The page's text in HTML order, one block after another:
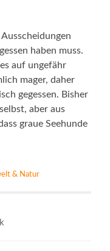
haben muss.
auf ungefähr
mager, daher
gegessen. Bisher
aber aus
graue Seehunde
& Natur